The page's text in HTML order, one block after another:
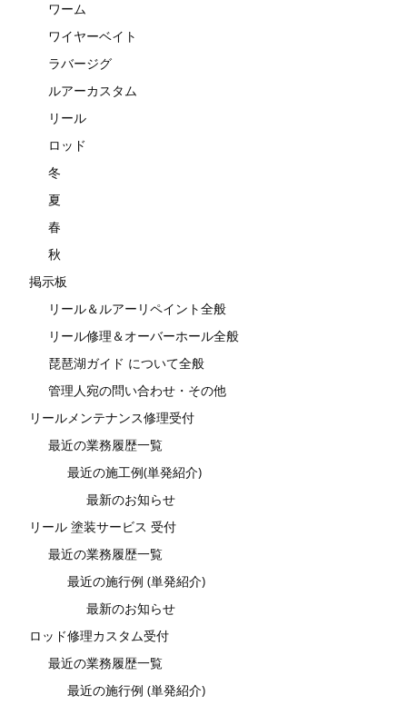
ワーム
ワイヤーベイト
ラバージグ
ルアーカスタム
リール
ロッド
冬
夏
春
秋
掲示板
リール＆ルアーリペイント全般
リール修理＆オーバーホール全般
琵琶湖ガイド について全般
管理人宛の問い合わせ・その他
リールメンテナンス修理受付
最近の業務履歴一覧
最近の施工例(単発紹介)
最新のお知らせ
リール 塗装サービス 受付
最近の業務履歴一覧
最近の施行例 (単発紹介)
最新のお知らせ
ロッド修理カスタム受付
最近の業務履歴一覧
最近の施行例 (単発紹介)